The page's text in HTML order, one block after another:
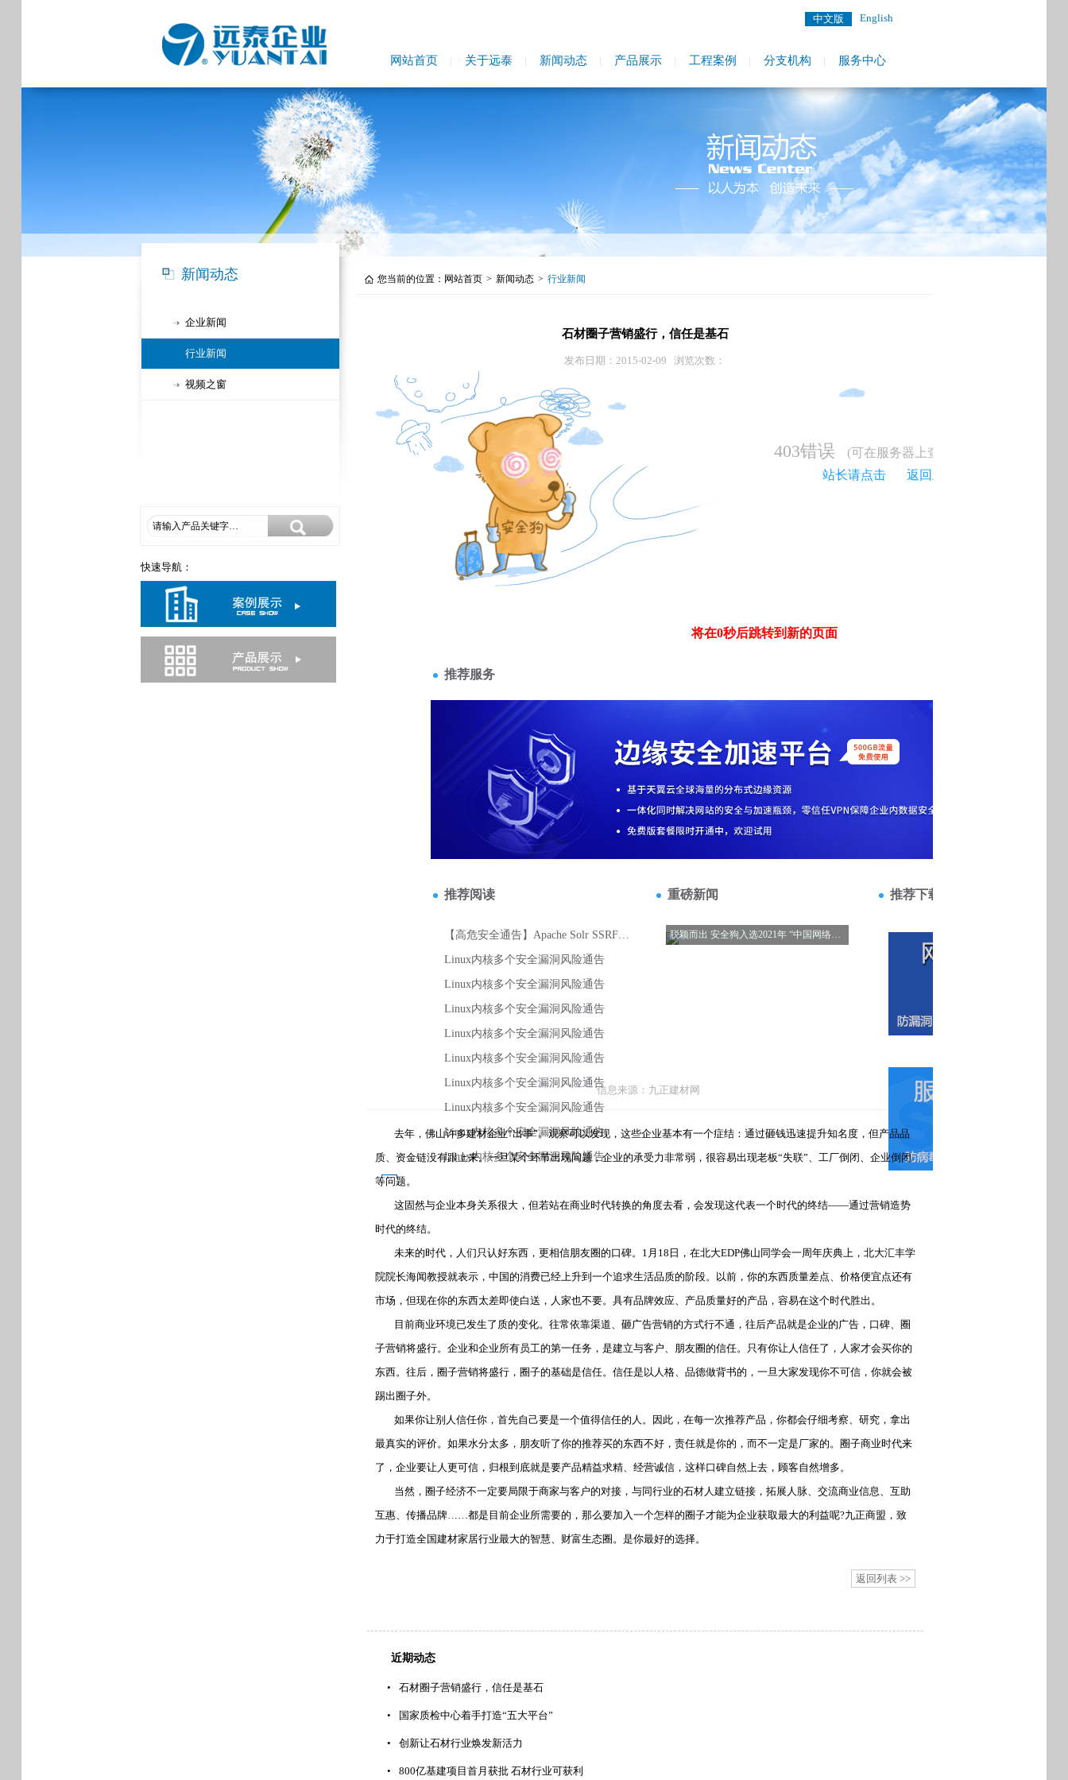
中文版 English
网站首页 关于远泰 新闻动态 产品展示 工程案例 分支机构 服务中心
新闻动态
企业新闻
行业新闻
视频之窗
快速导航：
您当前的位置： 网站首页 > 新闻动态 > 行业新闻
石材圈子营销盛行，信任是基石
发布日期：2015-02-09 浏览次数：
403错误
(可在服务器上查看具体错误信息)
站长请点击
返回上一级>>
信息来源：九正建材网
去年，佛山许多建材企业“出事”。观察可以发现，这些企业基本有一个症结：通过砸钱迅速提升知名度，但产品品
质、资金链没有跟上来。一旦某个环节出现问题，企业的承受力非常弱，很容易出现老板“失联”、工厂倒闭、企业倒闭
等问题。
这固然与企业本身关系很大，但若站在商业时代转换的角度去看，会发现这代表一个时代的终结——通过营销造势
时代的终结。
未来的时代，人们只认好东西，更相信朋友圈的口碑。1月18日，在北大EDP佛山同学会一周年庆典上，北大汇丰学
院院长海闻教授就表示，中国的消费已经上升到一个追求生活品质的阶段。以前，你的东西质量差点、价格便宜点还有
市场，但现在你的东西太差即使白送，人家也不要。具有品牌效应、产品质量好的产品，容易在这个时代胜出。
目前商业环境已发生了质的变化。往常依靠渠道、砸广告营销的方式行不通，往后产品就是企业的广告，口碑、圈
子营销将盛行。企业和企业所有员工的第一任务，是建立与客户、朋友圈的信任。只有你让人信任了，人家才会买你的
东西。往后，圈子营销将盛行，圈子的基础是信任。信任是以人格、品德做背书的，一旦大家发现你不可信，你就会被
踢出圈子外。
如果你让别人信任你，首先自己要是一个值得信任的人。因此，在每一次推荐产品，你都会仔细考察、研究，拿出
最真实的评价。如果水分太多，朋友听了你的推荐买的东西不好，责任就是你的，而不一定是厂家的。圈子商业时代来
了，企业要让人更可信，归根到底就是要产品精益求精、经营诚信，这样口碑自然上去，顾客自然增多。
当然，圈子经济不一定要局限于商家与客户的对接，与同行业的石材人建立链接，拓展人脉、交流商业信息、互助
互惠、传播品牌……都是目前企业所需要的，那么要加入一个怎样的圈子才能为企业获取最大的利益呢?九正商盟，致
力于打造全国建材家居行业最大的智慧、财富生态圈。是你最好的选择。
返回列表 >>
近期动态
• 石材圈子营销盛行，信任是基石
• 国家质检中心着手打造“五大平台”
• 创新让石材行业焕发新活力
• 800亿基建项目首月获批 石材行业可获利